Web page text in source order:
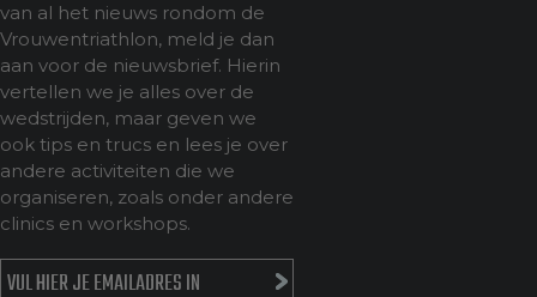
van al het nieuws rondom de
Vrouwentriathlon, meld je dan
aan voor de nieuwsbrief. Hierin
vertellen we je alles over de
wedstrijden, maar geven we
ook tips en trucs en lees je over
andere activiteiten die we
organiseren, zoals onder andere
clinics en workshops.